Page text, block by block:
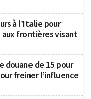
à l’Italie pour
frontières visant
douane de 15 pour
freiner l’influence